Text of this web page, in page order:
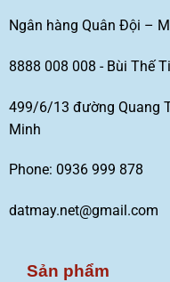
Ngân hàng Quân Đội –
8888 008 008 - Bùi Thế
499/6/13 đường Quang
Minh
Phone: 0936 999 878
datmay.net@gmail.com
Sản phẩm